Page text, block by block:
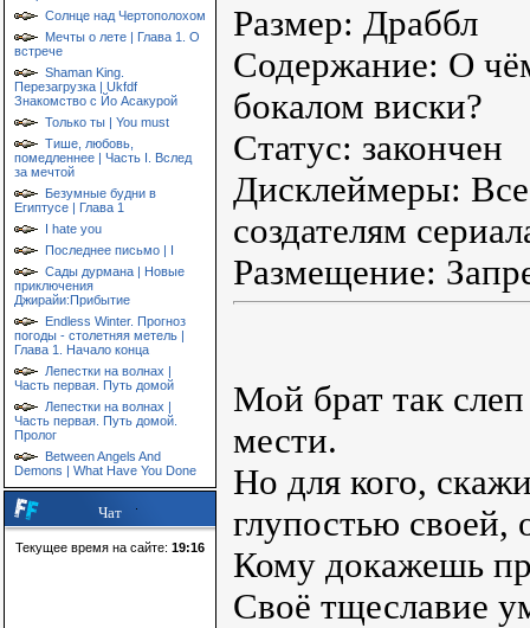
Солнце над Чертополохом
Мечты о лете | Глава 1. О
встрече
Shaman King.
Перезагрузка | Ukfdf
Знакомство с Йо Асакурой
Только ты | You must
Тише, любовь,
помедленнее | Часть I. Вслед
за мечтой
Безумные будни в
Египтусе | Глава 1
I hate you
Последнее письмо | I
Сады дурмана | Новые
приключения
Джирайи:Прибытие
Endless Winter. Прогноз
погоды - столетняя метель |
Глава 1. Начало конца
Лепестки на волнах |
Часть первая. Путь домой
Лепестки на волнах |
Часть первая. Путь домой.
Пролог
Between Angels And
Demons | What Have You Done
Чат
Текущее время на сайте: 19:16
Размер: Драббл
Содержание: О
бокалом виски?
Статус: закончен
Дисклеймеры: Все
создателям
Размещение:
Мой брат так
мести.
Но для кого,
глупостью своей,
Кому докажешь
Своё тщеславие